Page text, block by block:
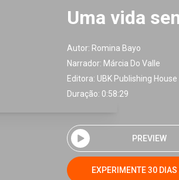
Uma vida
Autor: Romina Bayo
Narrador: Márcia Do Valle
Editora: UBK Publishing House
Duração: 0:58:29
PREVIEW
EXPERIMENTE 30 DIAS